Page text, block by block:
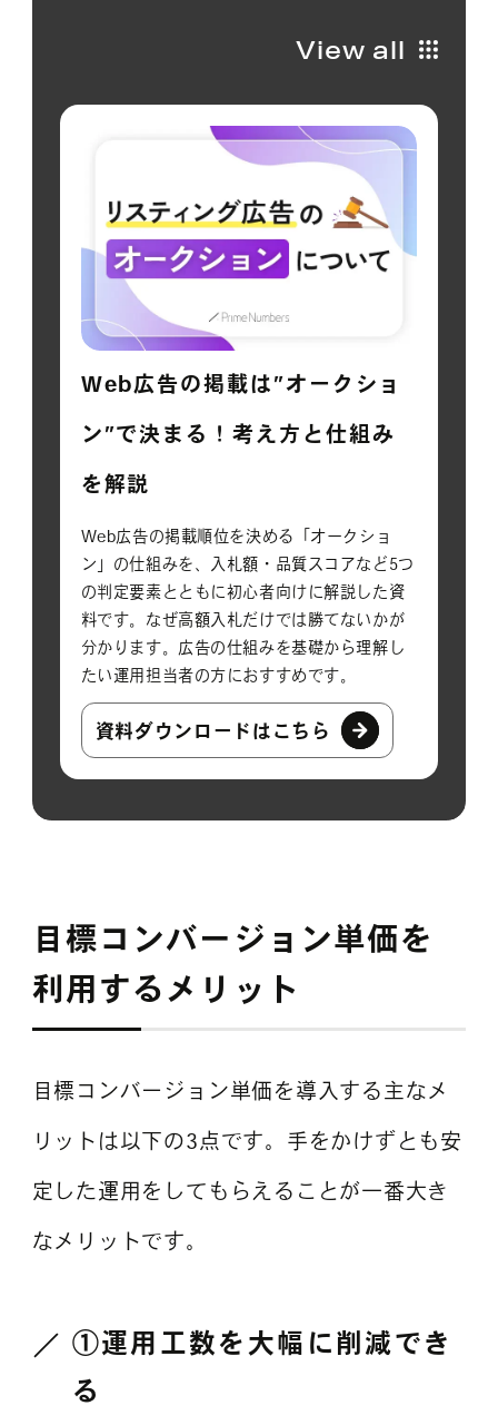
View all
Web広告の掲載は”オークショ
ン”で決まる！考え方と仕組み
を解説
Web広告の掲載順位を決める「オークショ
ン」の仕組みを、入札額・品質スコアなど5つ
の判定要素とともに初心者向けに解説した資
料です。なぜ高額入札だけでは勝てないかが
分かります。広告の仕組みを基礎から理解し
たい運用担当者の方におすすめです。
資料ダウンロードはこちら
目標コンバージョン単価を
利用するメリット
目標コンバージョン単価を導入する主なメ
リットは以下の3点です。手をかけずとも安
定した運用をしてもらえることが一番大き
なメリットです。
①運用工数を大幅に削減でき
る